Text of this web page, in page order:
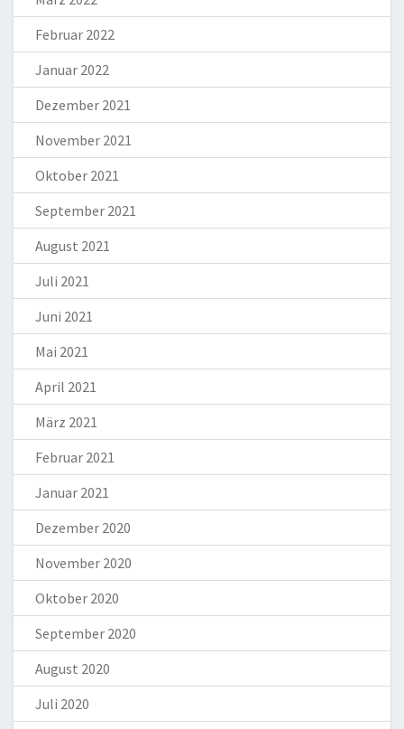
Februar 2022
Januar 2022
Dezember 2021
November 2021
Oktober 2021
September 2021
August 2021
Juli 2021
Juni 2021
Mai 2021
April 2021
März 2021
Februar 2021
Januar 2021
Dezember 2020
November 2020
Oktober 2020
September 2020
August 2020
Juli 2020